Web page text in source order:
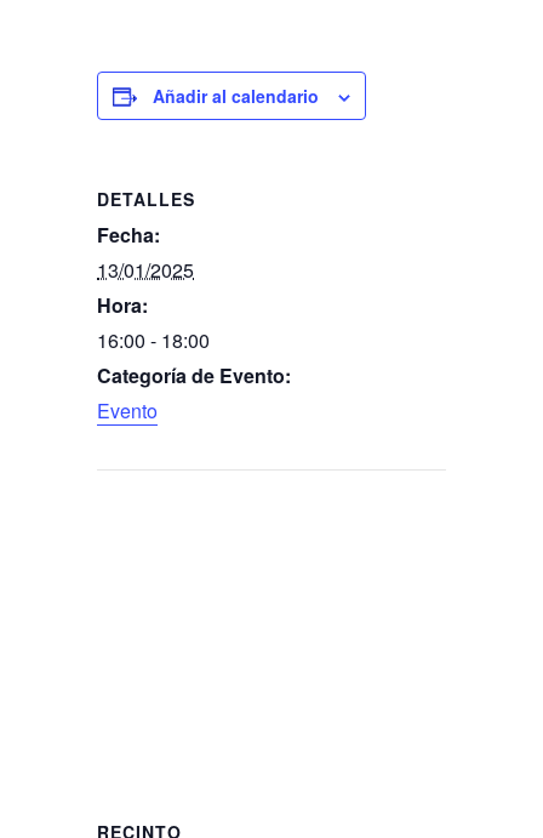
Añadir al calendario
DETALLES
Fecha:
13/01/2025
Hora:
16:00 - 18:00
Categoría de Evento:
Evento
RECINTO